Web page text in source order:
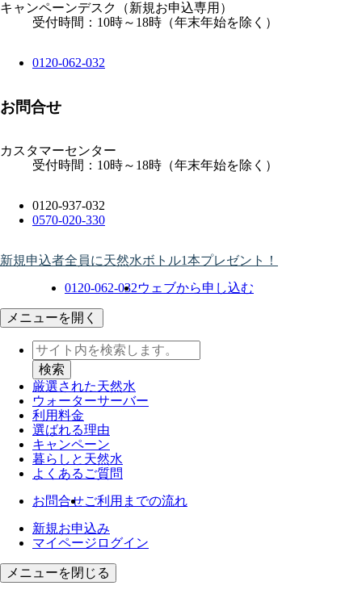
キャンペーンデスク
（新規お申込専用）
受付時間：10時～18時（年末年始を除く）
0120-062-032
お問合せ
カスタマーセンター
受付時間：10時～18時（年末年始を除く）
0120-937-032
0570-020-330
新規申込者全員に天然水ボトル1本プレゼント！
0120-062-032ウェブから申し込む
メニューを開く
厳選された天然水
ウォーターサーバー
利用料金
選ばれる理由
キャンペーン
暮らしと天然水
よくあるご質問
お問合せご利用までの流れ
新規お申込み
マイページログイン
メニューを閉じる